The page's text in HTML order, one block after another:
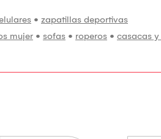
• zapatillas deportivas
mujer • sofas • roperos • casacas